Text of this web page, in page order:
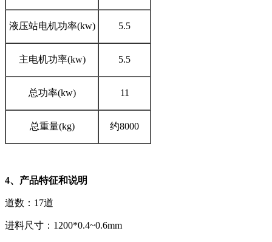
液压站电机功率(kw) 5.5
主电机功率(kw) 5.5
总功率(kw) 11
总重量(kg) 约8000
4、产品特征和说明
道数：17道
进料尺寸：1200*0.4~0.6mm